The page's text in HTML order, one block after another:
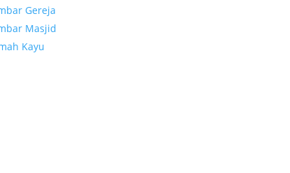
Gereja
Masjid
Kayu